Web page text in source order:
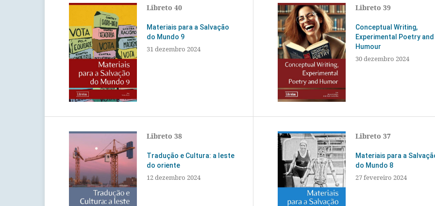
Libreto 40
Materiais para a Salvação
do Mundo 9
31 dezembro 2024
Libreto 39
Conceptual Writing,
Experimental Poetry and
Humour
30 dezembro 2024
Libreto 38
Tradução e Cultura: a leste
do oriente
12 dezembro 2024
Libreto 37
Materiais para a
do Mundo 8
27 fevereiro 2024